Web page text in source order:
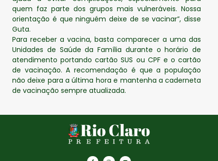
quem faz parte dos grupos mais vulneráveis. Nossa
orientação é que ninguém deixe de se vacinar”, disse
Guta.
Para receber a vacina, basta comparecer a uma das
Unidades de Saúde da Família durante o horário de
atendimento portando cartão SUS ou CPF e o cartão
de vacinação. A recomendação é que a população
não deixe para a última hora e mantenha a caderneta
de vacinação sempre atualizada.